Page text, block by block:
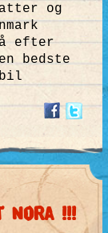
og
efter
bedste
Nora !!!